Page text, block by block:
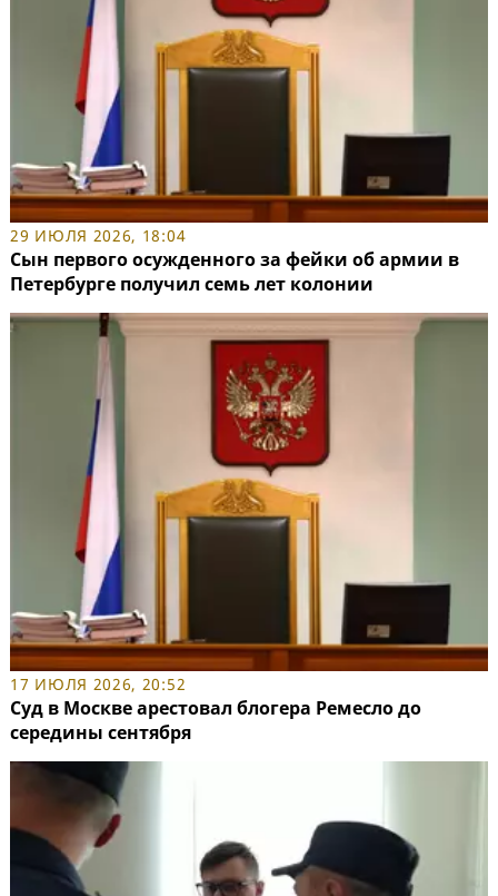
29 ИЮЛЯ 2026, 18:04
Сын первого осужденного за фейки об армии в
Петербурге получил семь лет колонии
17 ИЮЛЯ 2026, 20:52
Суд в Москве арестовал блогера Ремесло до
середины сентября